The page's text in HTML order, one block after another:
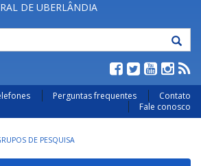
DE UBERLÂNDIA
Perguntas frequentes
Contato
Fale conosco
DE PESQUISA